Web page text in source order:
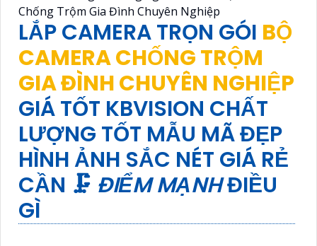
Chống Trộm Gia Đình Chuyên Nghiệp
LẮP CAMERA TRỌN GÓI BỘ
CAMERA CHỐNG TRỘM
GIA ĐÌNH CHUYÊN NGHIỆP
GIÁ TỐT KBVISION CHẤT
LƯỢNG TỐT MẪU MÃ ĐẸP
HÌNH ẢNH SẮC NÉT GIÁ RẺ
CẦN 🗜️ ĐIỂM MẠNHĐIỀU
GÌ